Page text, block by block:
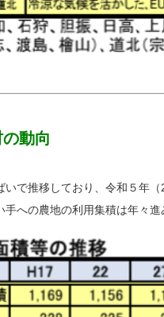
動向
いで推移しており、令和５年
手への農地の利用集積は年々